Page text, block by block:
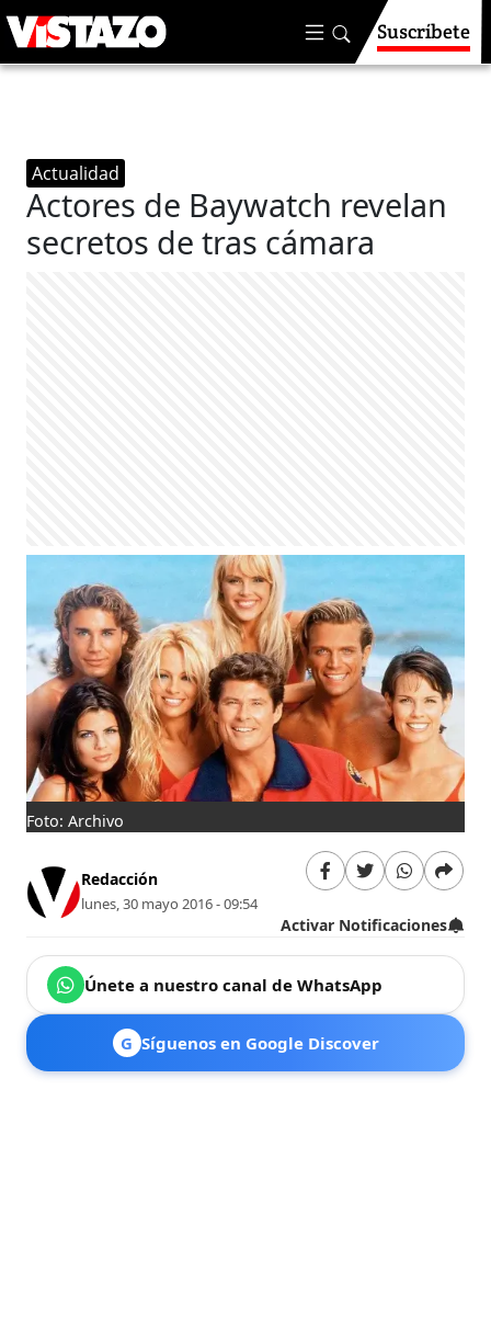
Suscríbete
Actualidad
Actores de Baywatch revelan
secretos de tras cámara
Foto: Archivo
Redacción
lunes, 30 mayo 2016 - 09:54
Activar Notificaciones
Únete a nuestro canal de WhatsApp
G Síguenos en Google Discover